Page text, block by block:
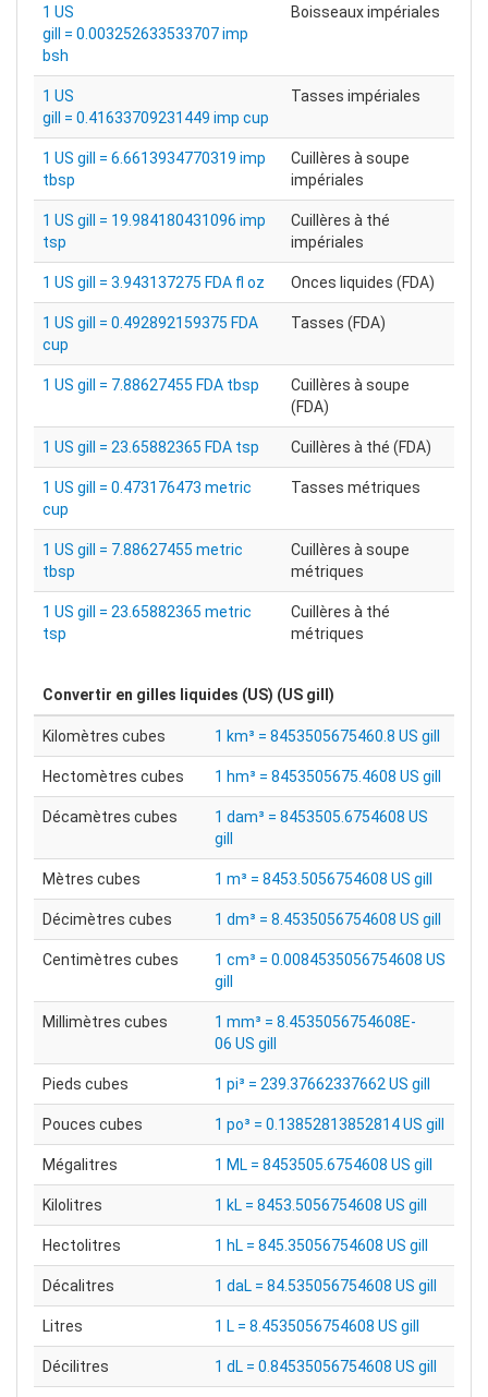
1 US
gill = 0.003252633533707 imp
bsh
Boisseaux impériales
1 US
gill = 0.41633709231449 imp cup
Tasses impériales
1 US gill = 6.6613934770319 imp
tbsp
Cuillères à soupe
impériales
1 US gill = 19.984180431096 imp
tsp
Cuillères à thé
impériales
1 US gill = 3.943137275 FDA fl oz Onces liquides (FDA)
1 US gill = 0.492892159375 FDA
cup
Tasses (FDA)
1 US gill = 7.88627455 FDA tbsp
Cuillères à soupe
(FDA)
1 US gill = 23.65882365 FDA tsp Cuillères à thé (FDA)
1 US gill = 0.473176473 metric
cup
Tasses métriques
1 US gill = 7.88627455 metric
tbsp
Cuillères à soupe
métriques
1 US gill = 23.65882365 metric
tsp
Cuillères à thé
métriques
Convertir en gilles liquides (US) (US gill)
Kilomètres cubes 1 km³ = 8453505675460.8 US gill
Hectomètres cubes 1 hm³ = 8453505675.4608 US gill
Décamètres cubes
1 dam³ = 8453505.6754608 US
gill
Mètres cubes 1 m³ = 8453.5056754608 US gill
Décimètres cubes 1 dm³ = 8.4535056754608 US gill
Centimètres cubes
1 cm³ = 0.0084535056754608 US
gill
Millimètres cubes
1 mm³ = 8.4535056754608E-
06 US gill
Pieds cubes 1 pi³ = 239.37662337662 US gill
Pouces cubes 1 po³ = 0.13852813852814 US gill
Mégalitres 1 ML = 8453505.6754608 US gill
Kilolitres 1 kL = 8453.5056754608 US gill
Hectolitres 1 hL = 845.35056754608 US gill
Décalitres 1 daL = 84.535056754608 US gill
Litres 1 L = 8.4535056754608 US gill
Décilitres 1 dL = 0.84535056754608 US gill